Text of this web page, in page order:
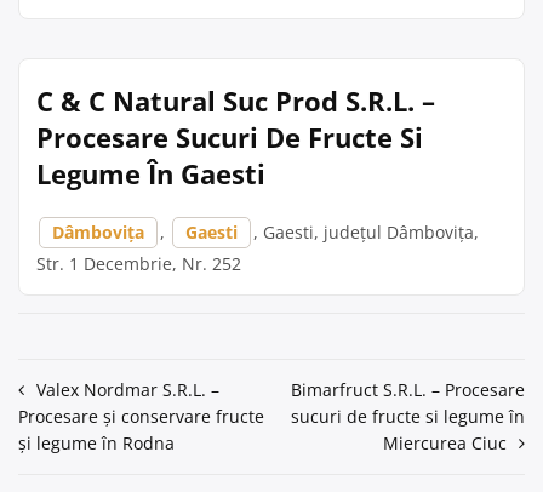
C & C Natural Suc Prod S.R.L. –
Procesare Sucuri De Fructe Si
Legume În Gaesti
Dâmbovița , Gaesti
, Gaesti, județul Dâmbovița,
Str. 1 Decembrie, Nr. 252
Navigare
în
Valex Nordmar S.R.L. –
Procesare și conservare fructe
și legume în Rodna
Bimarfruct S.R.L. – Procesare
sucuri de fructe si legume în
Miercurea Ciuc